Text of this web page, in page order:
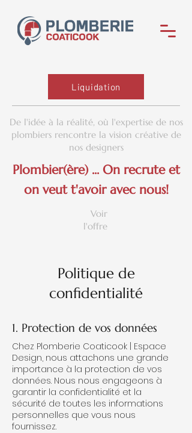
Liquidation
De l'idée à la réalité, où l'expertise de nos
plombiers rencontre la vision créative de
nos designers
Plombier(ère) ... On recrute et
on veut t'avoir avec nous!
Voir
l'offre
Politique de
confidentialité
1. Protection de vos données
Chez Plomberie Coaticook | Espace
Design, nous attachons une grande
importance à la protection de vos
données. Nous nous engageons à
garantir la confidentialité et la
sécurité de toutes les informations
personnelles que vous nous
fournissez.